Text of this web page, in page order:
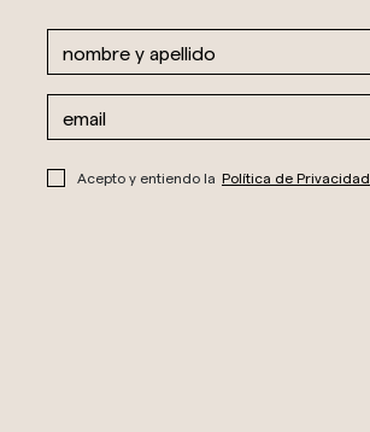
Acepto y entiendo la Política de Privacidad